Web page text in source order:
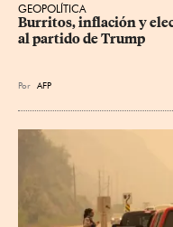
GEOPOLÍTICA
Burritos, inflación y
al partido de Trump
Por AFP